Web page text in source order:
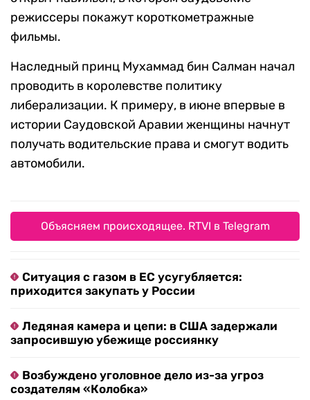
режиссеры покажут короткометражные
фильмы.
Наследный принц Мухаммад бин Салман начал
проводить в королевстве политику
либерализации. К примеру, в июне впервые в
истории Саудовской Аравии женщины начнут
получать водительские права и смогут водить
автомобили.
Объясняем происходящее. RTVI в Telegram
Ситуация с газом в ЕС усугубляется:
приходится закупать у России
Ледяная камера и цепи: в США задержали
запросившую убежище россиянку
Возбуждено уголовное дело из-за угроз
создателям «Колобка»